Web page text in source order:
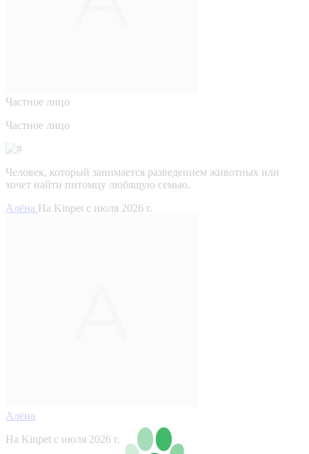
Частное лицо
Частное лицо
Человек, который занимается разведением животных или
хочет найти питомцу любящую семью.
Алёна На Kinpet c июля 2026 г.
Алёна
На Kinpet c июля 2026 г.